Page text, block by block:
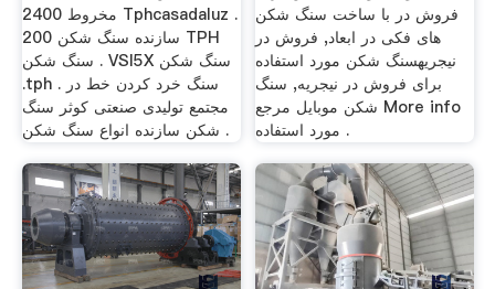
مخروط 2400 Tphcasadaluz .
سازنده سنگ شکن 200 TPH
سنگ شکن . VSI5X سنگ شکن
.tph سنگ خرد کردن خط در .
مجتمع تولیدی صنعتی کوثر سنگ
شکن سازنده انواع سنگ شكن .
فروش در با ساخت سنگ شکن
های فکی در ابعاد, فروش در
نیجریهسنگ شکن مورد استفاده
برای فروش در نیجریه, سنگ
شکن موبایل مرجع More info
مورد استفاده .